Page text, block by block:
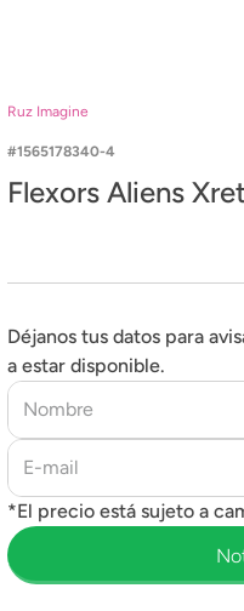
Ruz Imagine
1565178340-4
Flexors Aliens
Déjanos tus datos para
a estar disponible.